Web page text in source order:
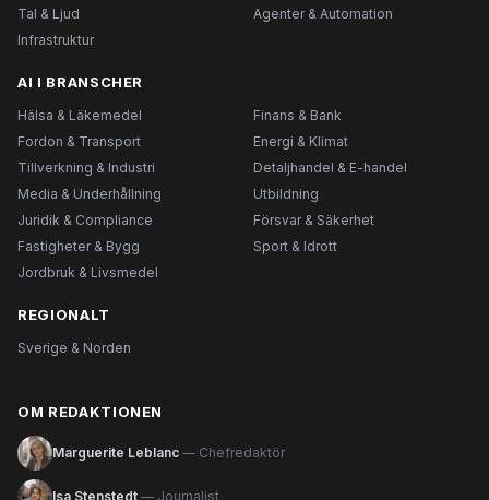
Tal & Ljud
Agenter & Automation
Infrastruktur
AI I BRANSCHER
Hälsa & Läkemedel
Finans & Bank
Fordon & Transport
Energi & Klimat
Tillverkning & Industri
Detaljhandel & E-handel
Media & Underhållning
Utbildning
Juridik & Compliance
Försvar & Säkerhet
Fastigheter & Bygg
Sport & Idrott
Jordbruk & Livsmedel
REGIONALT
Sverige & Norden
OM REDAKTIONEN
Marguerite Leblanc — Chefredaktör
Isa Stenstedt — Journalist